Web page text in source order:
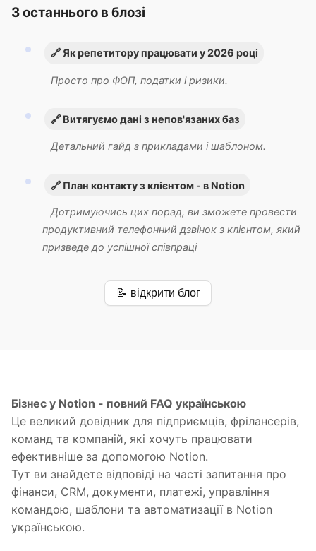
З останнього в блозі
🔗 Як репетитору працювати у 2026 році
Просто про ФОП, податки і ризики.
🔗 Витягуємо дані з непов'язаних баз
Детальний гайд з прикладами і шаблоном.
🔗 План контакту з клієнтом - в Notion
Дотримуючись цих порад, ви зможете провести
продуктивний телефонний дзвінок з клієнтом, який
призведе до успішної співпраці
📝 відкрити блог
Бізнес у Notion - повний FAQ українською
Це великий довідник для підприємців, фрілансерів,
команд та компаній, які хочуть працювати
ефективніше за допомогою Notion.
Тут ви знайдете відповіді на часті запитання про
фінанси, CRM, документи, платежі, управління
командою, шаблони та автоматизації в Notion
українською.